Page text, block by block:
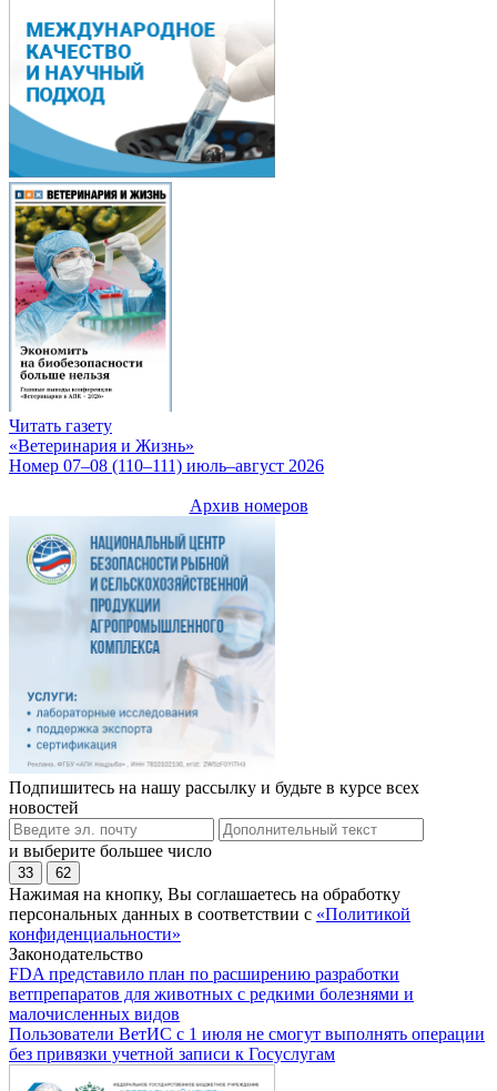
Читать газету
«Ветеринария и Жизнь»
Номер 07–08 (110–111) июль–август 2026
Архив номеров
Подпишитесь на нашу рассылку и будьте в курсе всех
новостей
и выберите большее число
33 62
Нажимая на кнопку, Вы соглашаетесь на обработку
персональных данных в соответствии с «Политикой
конфиденциальности»
Законодательство
FDA представило план по расширению разработки
ветпрепаратов для животных с редкими болезнями и
малочисленных видов
Пользователи ВетИС с 1 июля не смогут выполнять операции
без привязки учетной записи к Госуслугам